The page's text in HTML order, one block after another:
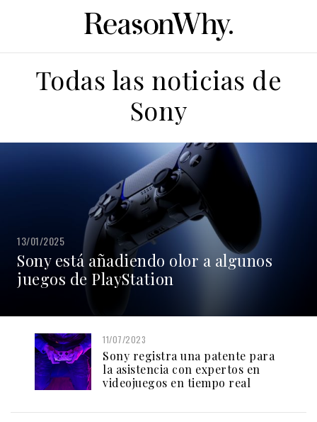
Todas las noticias de
Sony
13/01/2025
Sony está añadiendo olor a algunos
juegos de PlayStation
11/07/2023
Sony registra una patente para
la asistencia con expertos en
videojuegos en tiempo real